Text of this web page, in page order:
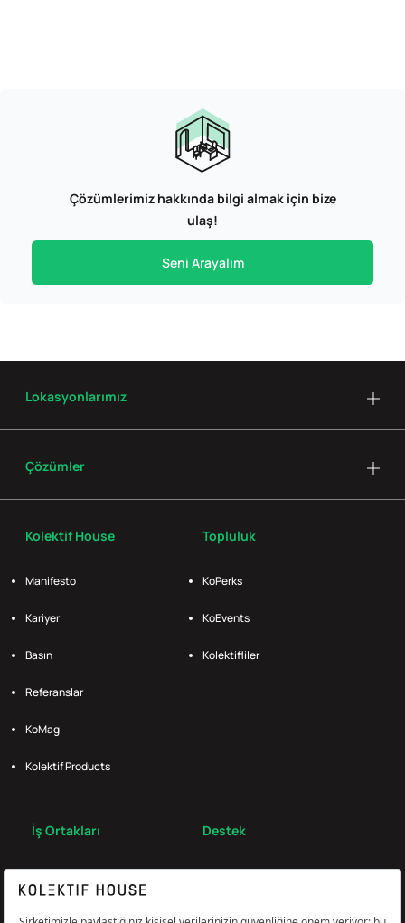
Çözümlerimiz hakkında bilgi almak için bize
ulaş!
Seni Arayalım
Kolektif House
Manifesto
Kariyer
Basın
Referanslar
KoMag
Kolektif Products
Topluluk
KoPerks
KoEvents
Kolektifliler
İş Ortakları Destek
Lokasyonlarımız
Çözümler